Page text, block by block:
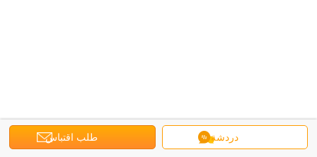
دردشة طلب اقتباس